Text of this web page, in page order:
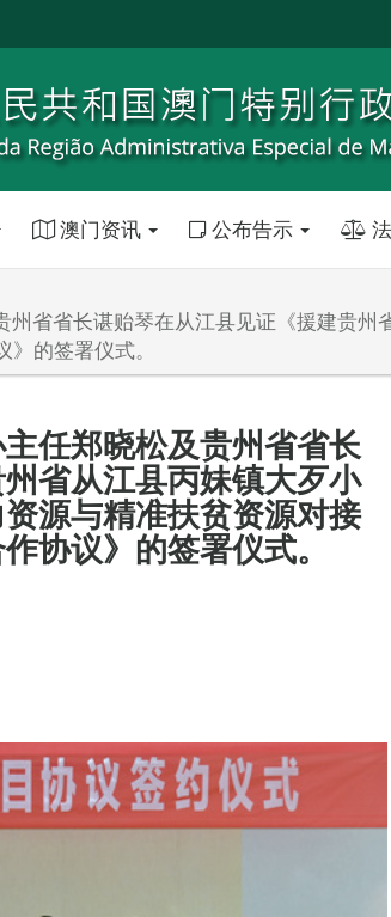
澳门资讯 公布告示
省省长谌贻琴在从江县见证《援建贵
的签署仪式。
任郑晓松及贵州省省长
省从江县丙妹镇大歹小
源与精准扶贫资源对接
协议》的签署仪式。